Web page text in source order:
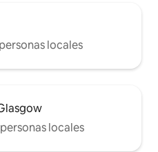
locales
locales